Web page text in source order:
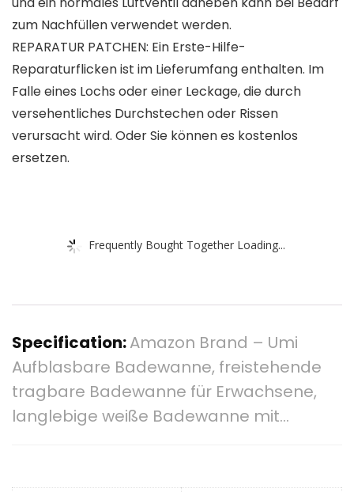
zum Nachfüllen verwendet werden.
REPARATUR PATCHEN: Ein Erste-Hilfe-
Reparaturflicken ist im Lieferumfang enthalten. Im
Falle eines Lochs oder einer Leckage, die durch
versehentliches Durchstechen oder Rissen
verursacht wird. Oder Sie können es kostenlos
ersetzen.
Frequently Bought Together Loading...
Specification:Amazon Brand – Umi
Aufblasbare Badewanne, freistehende
tragbare Badewanne für Erwachsene,
langlebige weiße Badewanne mit…